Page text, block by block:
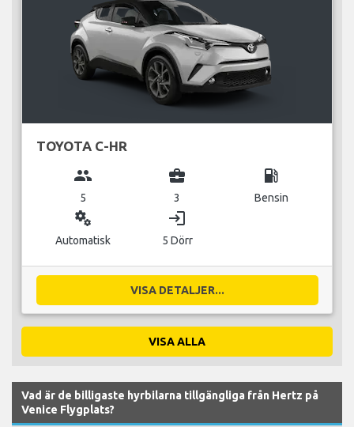
TOYOTA C-HR
group
5
business_center
3
local_gas_station
Bensin
miscellaneous_services
Automatisk
login
5 Dörr
VISA DETALJER...
VISA ALLA
Vad är de billigaste hyrbilarna tillgängliga från Hertz på
Venice Flygplats?